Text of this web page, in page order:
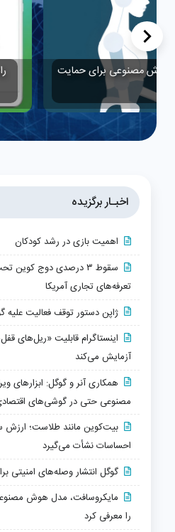
راهنمای کامل انتقال
<
اخبـار برگزیده
اهمیت بازی در رشد کودکان
سقوط ۳ درصدی دوج کوین
تعرفه‌های تجاری آمریکا
ژاپن دستور توقف فعالیت علیه
اینستاگرام قابلیت «ریل‌های
آزمایش می‌کند
همکاری آنر و گوگل:
مصنوعی حتی در گوشی‌های
بیت‌کوین مانند طلاست؛ ارزش
احساسات نشأت می‌گیرد
گوگل انتشار وصله‌های امنیتی برای اندروید
را معرفی کرد